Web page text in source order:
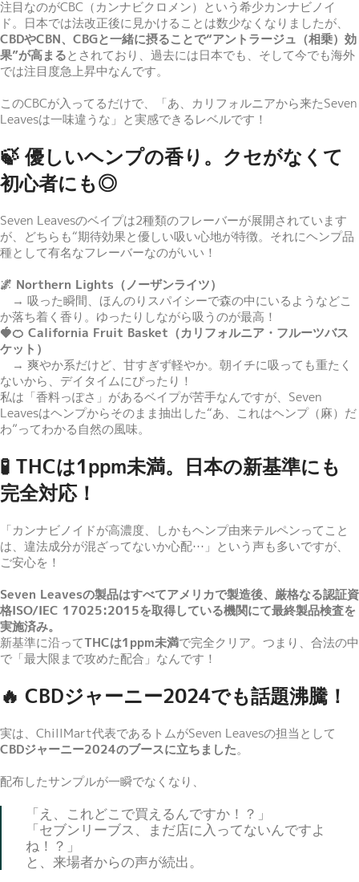
注目なのがCBC（カンナビクロメン）という希少カンナビノイ
ド。日本では法改正後に見かけることは数少なくなりましたが、
CBDやCBN、CBGと一緒に摂ることで“アントラージュ（相乗）効
果”が高まるとされており、過去には日本でも、そして今でも海外
では注目度急上昇中なんです。
このCBCが入ってるだけで、「あ、カリフォルニアから来たSeven
Leavesは一味違うな」と実感できるレベルです！
🍃 優しいヘンプの香り。クセがなくて
初心者にも◎
Seven Leavesのベイプは2種類のフレーバーが展開されています
が、どちらも“期待効果と優しい吸い心地が特徴。それにヘンプ品
種として有名なフレーバーなのがいい！
🌌 Northern Lights（ノーザンライツ）
→ 吸った瞬間、ほんのりスパイシーで森の中にいるようなどこ
か落ち着く香り。ゆったりしながら吸うのが最高！
🍓🍊 California Fruit Basket（カリフォルニア・フルーツバス
ケット）
→ 爽やか系だけど、甘すぎず軽やか。朝イチに吸っても重たく
ないから、デイタイムにぴったり！
私は「香料っぽさ」があるベイプが苦手なんですが、Seven
Leavesはヘンプからそのまま抽出した“あ、これはヘンプ（麻）だ
わ”ってわかる自然の風味。
🧪 THCは1ppm未満。日本の新基準にも
完全対応！
「カンナビノイドが高濃度、しかもヘンプ由来テルペンってこと
は、違法成分が混ざってないか心配…」という声も多いですが、
ご安心を！
Seven Leavesの製品はすべてアメリカで製造後、厳格なる認証資
格ISO/IEC 17025:2015を取得している機関にて最終製品検査を
実施済み。
新基準に沿ってTHCは1ppm未満で完全クリア。つまり、合法の中
で「最大限まで攻めた配合」なんです！
🔥 CBDジャーニー2024でも話題沸騰！
実は、ChillMart代表であるトムがSeven Leavesの担当として
CBDジャーニー2024のブースに立ちました。
配布したサンプルが一瞬でなくなり、
「え、これどこで買えるんですか！？」
「セブンリーブス、まだ店に入ってないんですよ
ね！？」
と、来場者からの声が続出。